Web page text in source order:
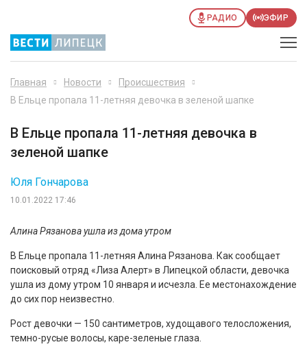
РАДИО ЭФИР
Главная Новости
Происшествия
В Ельце пропала 11-летняя девочка в зеленой шапке
В Ельце пропала 11-летняя девочка в
зеленой шапке
10.01.2022 17:46
Юля Гончарова
Алина Рязанова ушла из дома утром
В Ельце пропала 11-летняя Алина Рязанова. Как сообщает
поисковый отряд «Лиза Алерт» в Липецкой области, девочка
ушла из дому утром 10 января и исчезла. Ее местонахождение
до сих пор неизвестно.
Рост девочки — 150 сантиметров, худощавого телосложения,
темно-русые волосы, каре-зеленые глаза.